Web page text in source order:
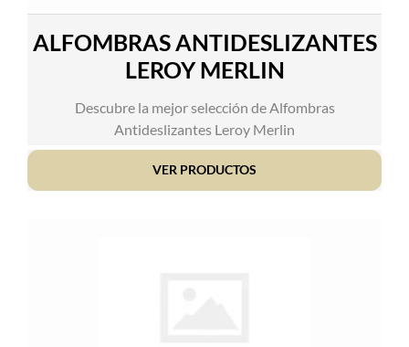
ALFOMBRAS ANTIDESLIZANTES
LEROY MERLIN
Descubre la mejor selección de Alfombras
Antideslizantes Leroy Merlin
VER PRODUCTOS